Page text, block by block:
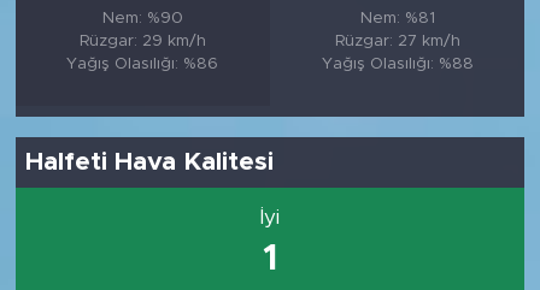
Nem: %90
Rüzgar: 29 km/h
Yağış Olasılığı: %86
Nem: %81
Rüzgar: 27 km/h
Yağış Olasılığı: %88
Halfeti Hava Kalitesi
İyi
1